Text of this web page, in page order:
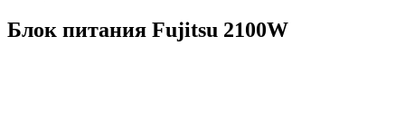
Блок питания Fujitsu 2100W